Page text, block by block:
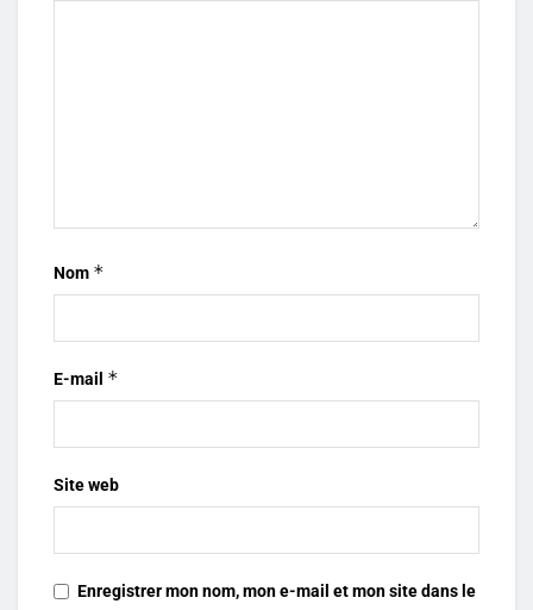
Nom *
E-mail *
Site web
Enregistrer mon nom, mon e-mail et mon site dans le